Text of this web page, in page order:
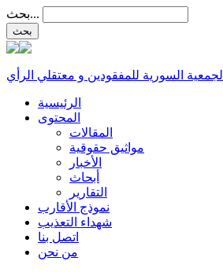
بحث...
الجمعية السورية للمفقودين و معتقلي الرأي
الرئيسية
المحتوى
المقالات
مواثيق حقوقية
الأخبار
أبحاث
التقارير
نموذج الأقارب
شهداء التعذيب
اتصل بنا
من نحن